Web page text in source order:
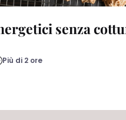
senza
Più di 2 ore